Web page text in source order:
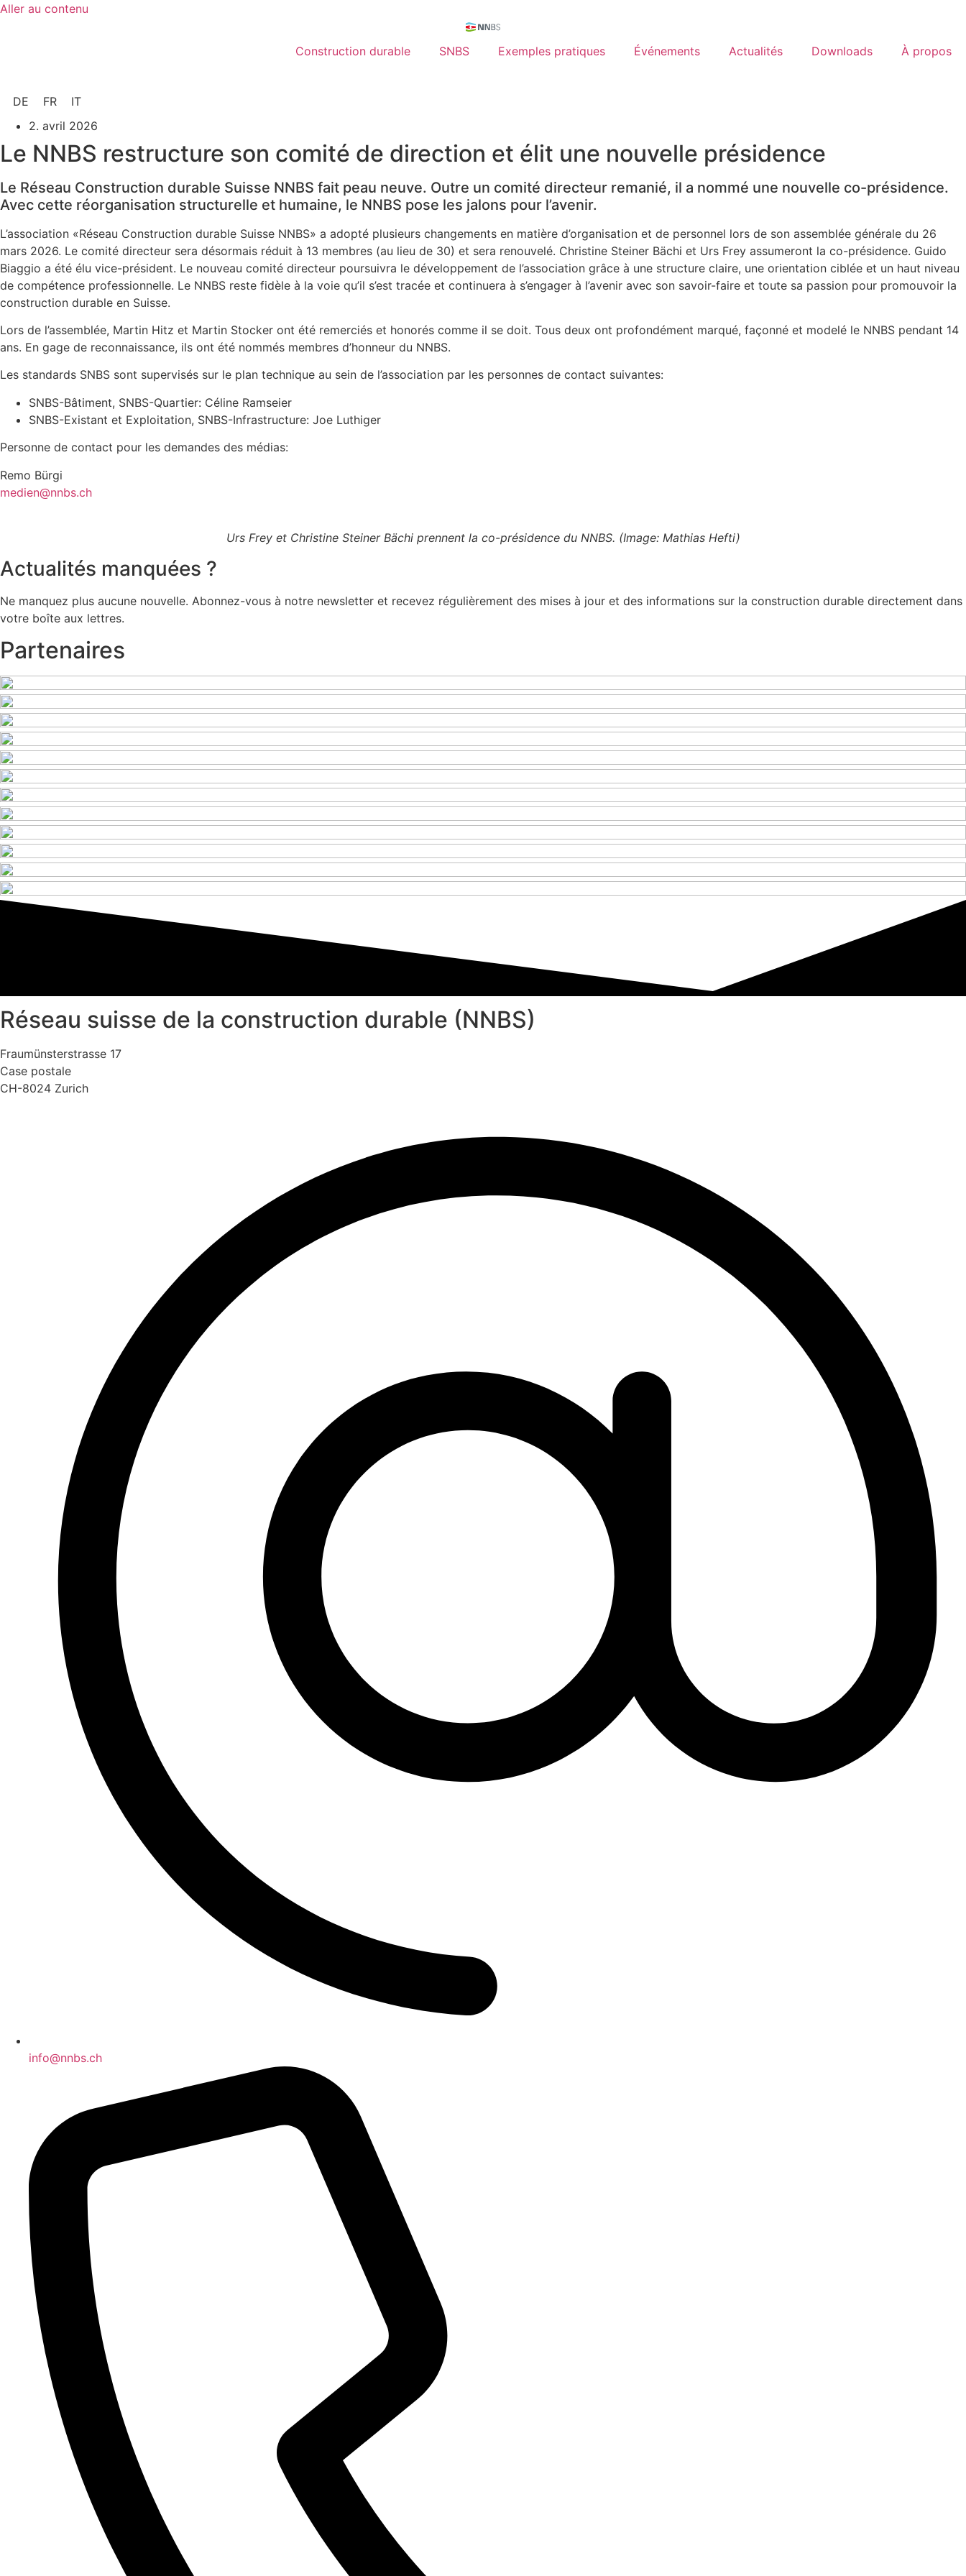
Aller au contenu
Construction durable SNBS Exemples pratiques Événements Actualités Downloads À propos
DE FR
IT
2. avril 2026
Le NNBS restructure son comité de direction et élit une nouvelle présidence
Le Réseau Construction durable Suisse NNBS fait peau neuve. Outre un comité directeur remanié, il a nommé une nouvelle co-présidence.
Avec cette réorganisation structurelle et humaine, le NNBS pose les jalons pour l’avenir.
L’association «Réseau Construction durable Suisse NNBS» a adopté plusieurs changements en matière d’organisation et de personnel lors de son assemblée générale du 26
mars 2026. Le comité directeur sera désormais réduit à 13 membres (au lieu de 30) et sera renouvelé. Christine Steiner Bächi et Urs Frey assumeront la co-présidence. Guido
Biaggio a été élu vice-président. Le nouveau comité directeur poursuivra le développement de l’association grâce à une structure claire, une orientation ciblée et un haut niveau
de compétence professionnelle. Le NNBS reste fidèle à la voie qu’il s’est tracée et continuera à s’engager à l’avenir avec son savoir-faire et toute sa passion pour promouvoir la
construction durable en Suisse.
Lors de l’assemblée, Martin Hitz et Martin Stocker ont été remerciés et honorés comme il se doit. Tous deux ont profondément marqué, façonné et modelé le NNBS pendant 14
ans. En gage de reconnaissance, ils ont été nommés membres d’honneur du NNBS.
Les standards SNBS sont supervisés sur le plan technique au sein de l’association par les personnes de contact suivantes:
SNBS-Bâtiment, SNBS-Quartier: Céline Ramseier
SNBS-Existant et Exploitation, SNBS-Infrastructure: Joe Luthiger
Personne de contact pour les demandes des médias:
Remo Bürgi
medien@nnbs.ch
Urs Frey et Christine Steiner Bächi prennent la co-présidence du NNBS. (Image: Mathias Hefti)
Actualités manquées ?
Ne manquez plus aucune nouvelle. Abonnez-vous à notre newsletter et recevez régulièrement des mises à jour et des informations sur la construction durable directement dans
votre boîte aux lettres.
Partenaires
Réseau suisse de la construction durable (NNBS)
Fraumünsterstrasse 17
Case postale
CH-8024 Zurich
info@nnbs.ch